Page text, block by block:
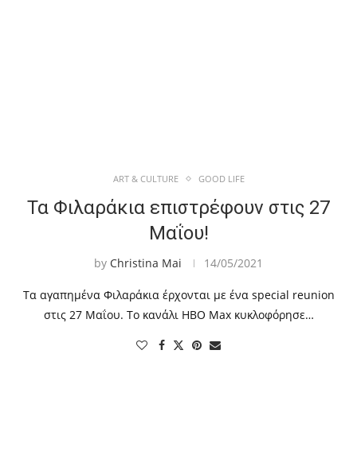
ART & CULTURE GOOD LIFE
Τα Φιλαράκια επιστρέφουν στις 27
Μαΐου!
by Christina Mai 14/05/2021
Τα αγαπημένα Φιλαράκια έρχονται με ένα special reunion
στις 27 Μαΐου. Το κανάλι HBO Max κυκλοφόρησε…